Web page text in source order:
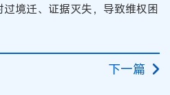
境迁、证据灭失，导致维权困
下一篇